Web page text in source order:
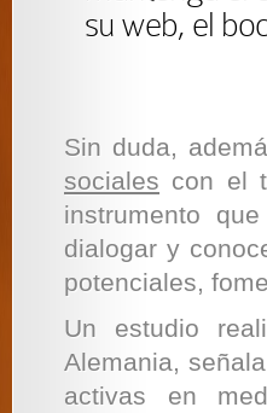
su web, el
Sin duda,
sociales con el
instrumento
dialogar y
potenciales,
Un estudio
Alemania,
activas en